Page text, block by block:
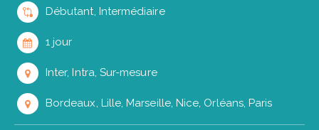
Débutant, Intermédiaire
1 jour
Inter, Intra, Sur-mesure
Bordeaux, Lille, Marseille, Nice, Orléans, Paris